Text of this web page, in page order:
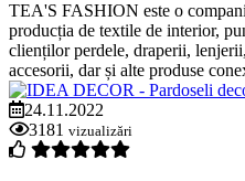
TEA'S FASHION este o
producția de textile de interior,
clienților perdele, draperii,
accesorii, dar și alte produse
24.11.2022
3181 vizualizări